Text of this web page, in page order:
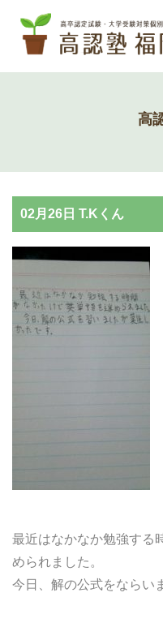
高認塾のご案内
高卒認定試験とは
アクセス情報
高
02月26日 T.Kくん
最近はなかなか勉強する
められました。
今日、解の公式をならい